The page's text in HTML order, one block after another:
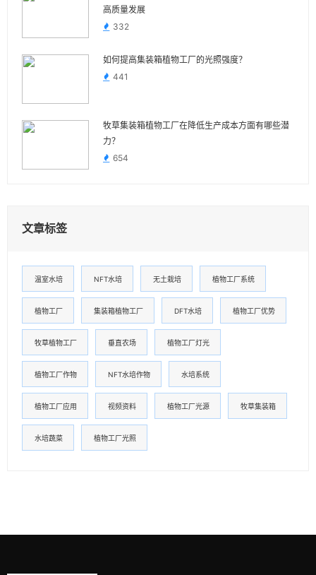
高质量发展
332
如何提高集装箱植物工厂的光照强度？
441
牧草集装箱植物工厂在降低生产成本方面有哪些潜
力？
654
文章标签
温室水培 NFT水培 无土栽培 植物工厂系统
植物工厂 集装箱植物工厂 DFT水培 植物工厂优势
牧草植物工厂 垂直农场 植物工厂灯光
植物工厂作物 NFT水培作物 水培系统
植物工厂应用 视频资料 植物工厂光源 牧草集装箱
水培蔬菜 植物工厂光照